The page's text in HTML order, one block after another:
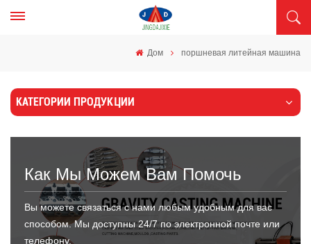
Дом поршневая литейная машина
КАТЕГОРИИ ПРОДУКЦИИ
Как Мы Можем Вам Помочь
Вы можете связаться с нами любым удобным для вас
способом. Мы доступны 24/7 по электронной почте или
телефону.